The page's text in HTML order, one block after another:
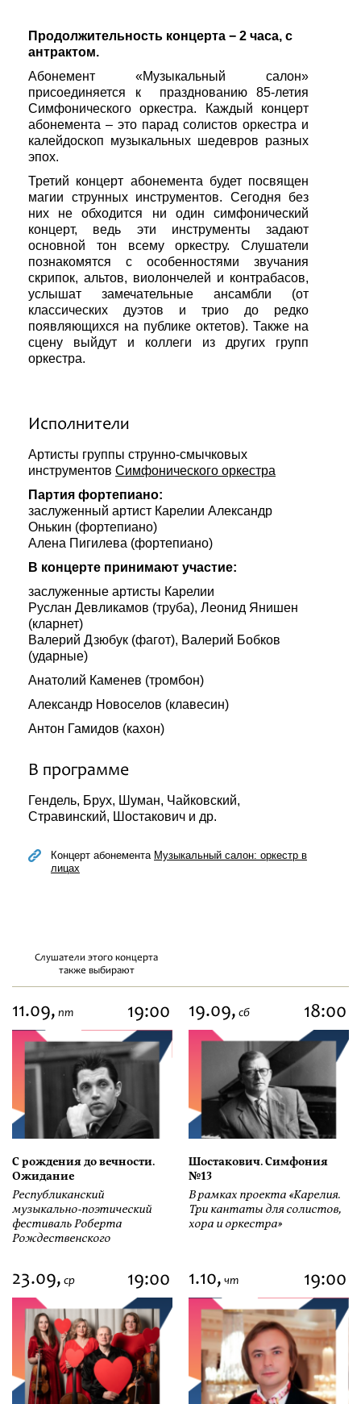
Продолжительность концерта − 2 часа, с
антрактом.
Абонемент «Музыкальный салон»
присоединяется к празднованию 85-летия
Симфонического оркестра. Каждый концерт
абонемента – это парад солистов оркестра и
калейдоскоп музыкальных шедевров разных
эпох.
Третий концерт абонемента будет посвящен
магии струнных инструментов. Сегодня без
них не обходится ни один симфонический
концерт, ведь эти инструменты задают
основной тон всему оркестру. Слушатели
познакомятся с особенностями звучания
скрипок, альтов, виолончелей и контрабасов,
услышат замечательные ансамбли (от
классических дуэтов и трио до редко
появляющихся на публике октетов). Также на
сцену выйдут и коллеги из других групп
оркестра.
Исполнители
Артисты группы струнно-смычковых
инструментов Симфонического оркестра
Партия фортепиано:
заслуженный артист Карелии Александр
Онькин (фортепиано)
Алена Пигилева (фортепиано)
В концерте принимают участие:
заслуженные артисты Карелии
Руслан Девликамов (труба), Леонид Янишен
(кларнет)
Валерий Дзюбук (фагот), Валерий Бобков
(ударные)
Анатолий Каменев (тромбон)
Александр Новоселов (клавесин)
Антон Гамидов (кахон)
В программе
Гендель, Брух, Шуман, Чайковский,
Стравинский, Шостакович и др.
Концерт абонемента Музыкальный салон: оркестр в
лицах
Слушатели этого концерта
также выбирают
11.09, пт 19:00
С рождения до вечности.
Ожидание
Республиканский
музыкально-поэтический
фестиваль Роберта
Рождественского
19.09, сб 18:00
Шостакович. Симфония
№13
В рамках проекта «Карелия.
Три кантаты для солистов,
хора и оркестра»
23.09, ср 19:00 1.10, чт 19:00